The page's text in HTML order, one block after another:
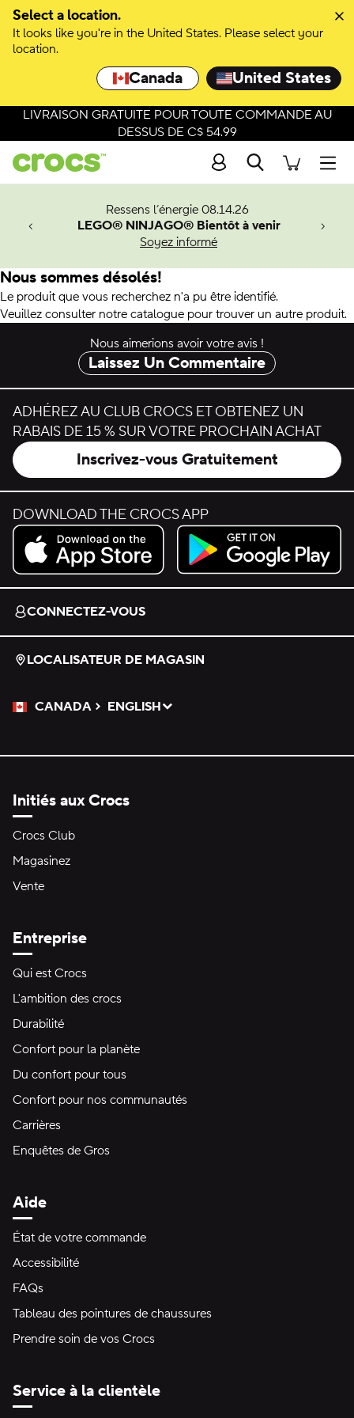
Select a location.
It looks like you're in the United States. Please select your
location.
Canada United States
LIVRAISON GRATUITE POUR TOUTE COMMANDE AU
DESSUS DE C$ 54.99
Recherche
Ressens l’énergie 08.14.26
LEGO® NINJAGO® Bientôt à venir
Soyez informé
Man.
Nous sommes désolés!
Le produit que vous recherchez n'a pu être identifié.
Veuillez consulter notre catalogue pour trouver un autre produit.
Nous aimerions avoir votre avis !
Laissez Un Commentaire
ADHÉREZ AU CLUB CROCS ET OBTENEZ UN
RABAIS DE 15 % SUR VOTRE PROCHAIN ACHAT
Inscrivez-vous Gratuitement
DOWNLOAD THE CROCS APP
Download on the App Store.
Get it on Google Play.
CONNECTEZ-VOUS
LOCALISATEUR DE MAGASIN
CANADA
Veuillez sélectionner une langue
ENGLISH
Sélectionné
Initiés aux Crocs
Crocs Club
Magasinez
Vente
Entreprise
Qui est Crocs
L'ambition des crocs
Durabilité
Confort pour la planète
Du confort pour tous
Confort pour nos communautés
Carrières
Enquêtes de Gros
Aide
État de votre commande
Accessibilité
FAQs
Tableau des pointures de chaussures
Prendre soin de vos Crocs
Service à la clientèle